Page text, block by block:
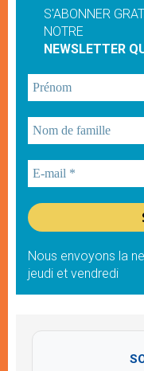
S'ABONNER
NOTRE
NEWSLETTER
Nous envoyons la
jeudi et vendredi